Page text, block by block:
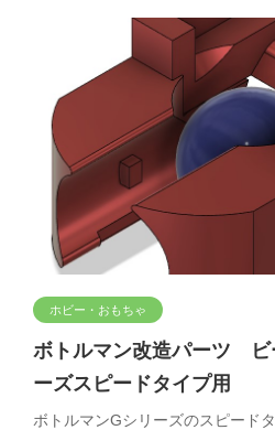
ホビー・おもちゃ
ボトルマン改造パーツ ビ
ーズスピードタイプ用
ボトルマンGシリーズのスピード